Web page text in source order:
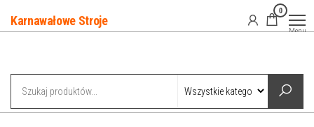
do
Karnawałowe Stroje
0
Menu